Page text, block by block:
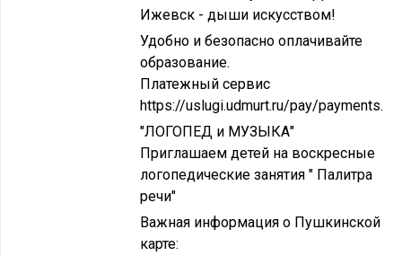
Ижевск - дыши искусством!
Удобно и безопасно оплачивайте
образование.
Платежный сервис
https://uslugi.udmurt.ru/pay/payments.
"ЛОГОПЕД и МУЗЫКА"
Приглашаем детей на воскресные
логопедические занятия " Палитра
речи"
Важная информация о Пушкинской
карте: